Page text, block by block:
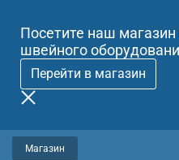
Посетите наш
швейного
Перейти в магазин
Магазин